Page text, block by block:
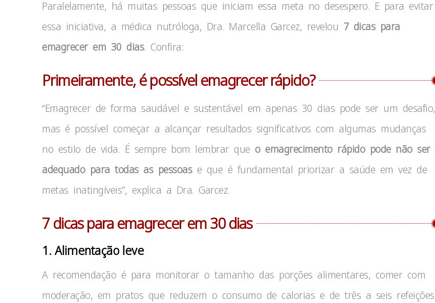
Paralelamente, há muitas pessoas que iniciam essa meta no desespero. E para evitar
essa iniciativa, a médica nutróloga, Dra. Marcella Garcez, revelou 7 dicas para
emagrecer em 30 dias. Confira:
Primeiramente, é possível emagrecer rápido?
“Emagrecer de forma saudável e sustentável em apenas 30 dias pode ser um desafio,
mas é possível começar a alcançar resultados significativos com algumas mudanças
no estilo de vida. É sempre bom lembrar que o emagrecimento rápido pode não ser
adequado para todas as pessoase que é fundamental priorizar a saúde em vez de
metas inatingíveis”, explica a Dra. Garcez.
7 dicas para emagrecer em 30 dias
1. Alimentação leve
A recomendação é para monitorar o tamanho das porções alimentares, comer com
moderação, em pratos que reduzem o consumo de calorias e de três a seis refeições